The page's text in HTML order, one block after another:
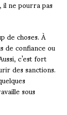
ne pourra pas
de choses. À
de confiance ou
c’est fort
des sanctions.
sous